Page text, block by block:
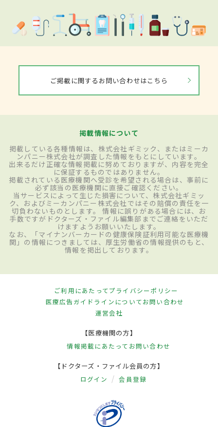
ご掲載に関するお問い合わせはこちら
掲載情報について
掲載している各種情報は、株式会社ギミック、またはミーカ
ンパニー株式会社が調査した情報をもとにしています。
出来るだけ正確な情報掲載に努めておりますが、内容を完全
に保証するものではありません。
掲載されている医療機関へ受診を希望される場合は、事前に
必ず該当の医療機関に直接ご確認ください。
当サービスによって生じた損害について、株式会社ギミッ
ク、およびミーカンパニー株式会社ではその賠償の責任を一
切負わないものとします。 情報に誤りがある場合には、お
手数ですがドクターズ・ファイル編集部までご連絡をいただ
けますようお願いいたします。
なお、「マイナンバーカードの健康保険証利用可能な医療機
関」の情報につきましては、厚生労働省の情報提供のもと、
情報を掲出しております。
ご利用にあたってプライバシーポリシー
医療広告ガイドラインについてお問い合わせ
運営会社
【医療機関の方】
情報掲載にあたって お問い合わせ
【ドクターズ・ファイル会員の方】
ログイン 会員登録